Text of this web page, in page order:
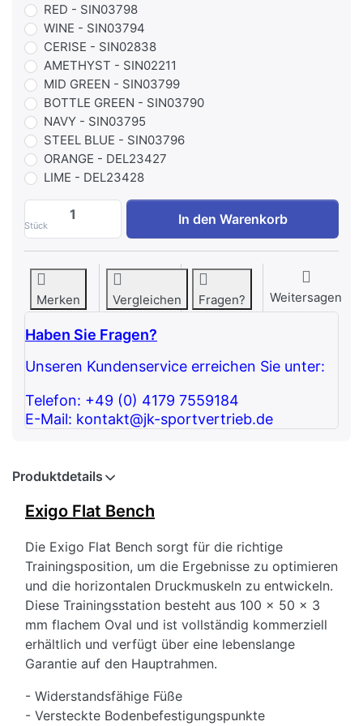
RED - SIN03798
WINE - SIN03794
CERISE - SIN02838
AMETHYST - SIN02211
MID GREEN - SIN03799
BOTTLE GREEN - SIN03790
NAVY - SIN03795
STEEL BLUE - SIN03796
ORANGE - DEL23427
LIME - DEL23428
Stück
Exigo Flat Bench zu 1.175,63 €, Menge
In den Warenkorb
Merken Vergleichen Fragen? Weitersagen
Haben Sie Fragen?
Unseren Kundenservice erreichen Sie unter:
Telefon: +49 (0) 4179 7559184
E-Mail: kontakt@jk-sportvertrieb.de
Produktdetails
Exigo Flat Bench
Die Exigo Flat Bench sorgt für die richtige
Trainingsposition, um die Ergebnisse zu optimieren
und die horizontalen Druckmuskeln zu entwickeln.
Diese Trainingsstation besteht aus 100 x 50 x 3
mm flachem Oval und ist vollständig kommerziell
erhältlich und verfügt über eine lebenslange
Garantie auf den Hauptrahmen.
- Widerstandsfähige Füße
- Versteckte Bodenbefestigungspunkte